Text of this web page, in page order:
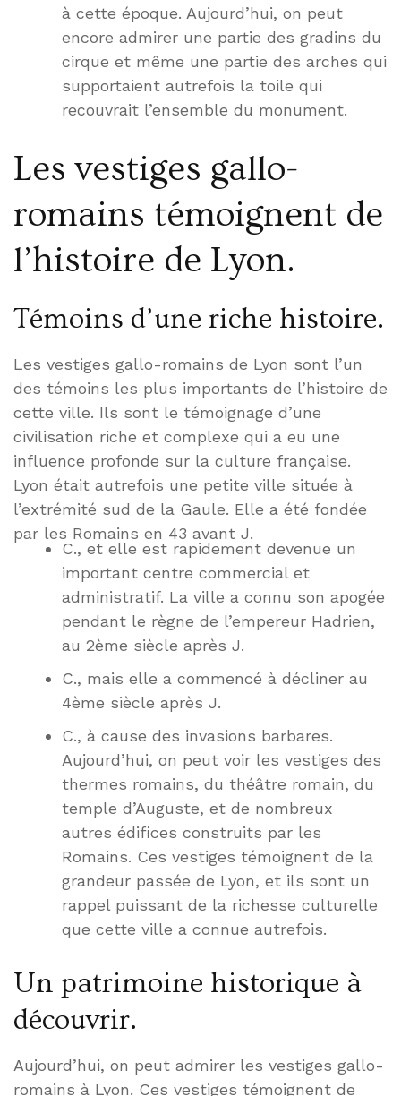
à cette époque. Aujourd’hui, on peut
encore admirer une partie des gradins du
cirque et même une partie des arches qui
supportaient autrefois la toile qui
recouvrait l’ensemble du monument.
Les vestiges gallo-
romains témoignent de
l’histoire de Lyon.
Témoins d’une riche histoire.
Les vestiges gallo-romains de Lyon sont l’un
des témoins les plus importants de l’histoire de
cette ville. Ils sont le témoignage d’une
civilisation riche et complexe qui a eu une
influence profonde sur la culture française.
Lyon était autrefois une petite ville située à
l’extrémité sud de la Gaule. Elle a été fondée
par les Romains en 43 avant J.
C., et elle est rapidement devenue un
important centre commercial et
administratif. La ville a connu son apogée
pendant le règne de l’empereur Hadrien,
au 2ème siècle après J.
C., mais elle a commencé à décliner au
4ème siècle après J.
C., à cause des invasions barbares.
Aujourd’hui, on peut voir les vestiges des
thermes romains, du théâtre romain, du
temple d’Auguste, et de nombreux
autres édifices construits par les
Romains. Ces vestiges témoignent de la
grandeur passée de Lyon, et ils sont un
rappel puissant de la richesse culturelle
que cette ville a connue autrefois.
Un patrimoine historique à
découvrir.
Aujourd’hui, on peut admirer les vestiges gallo-
romains à Lyon. Ces vestiges témoignent de